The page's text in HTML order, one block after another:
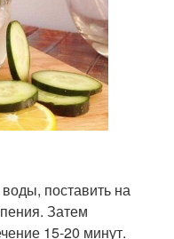
поставить на
Затем
15-20 минут.